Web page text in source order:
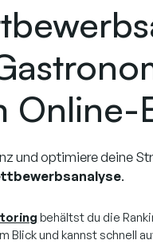
Online-
und optimiere deine
.
behältst du die
Blick und kannst schnell